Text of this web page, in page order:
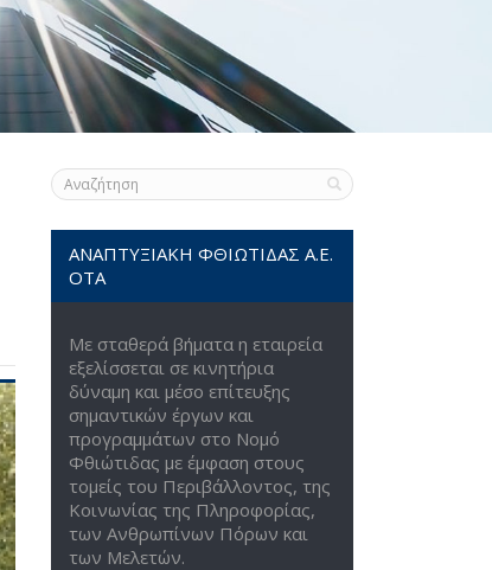
ΑΝΑΠΤΥΞΙΑΚΗ ΦΘΙΩΤΙΔΑΣ Α.Ε.
ΟΤΑ
Με σταθερά βήματα η εταιρεία
εξελίσσεται σε κινητήρια
δύναμη και μέσο επίτευξης
σημαντικών έργων και
προγραμμάτων στο Νομό
Φθιώτιδας με έμφαση στους
τομείς του Περιβάλλοντος, της
Κοινωνίας της Πληροφορίας,
των Ανθρωπίνων Πόρων και
των Μελετών.